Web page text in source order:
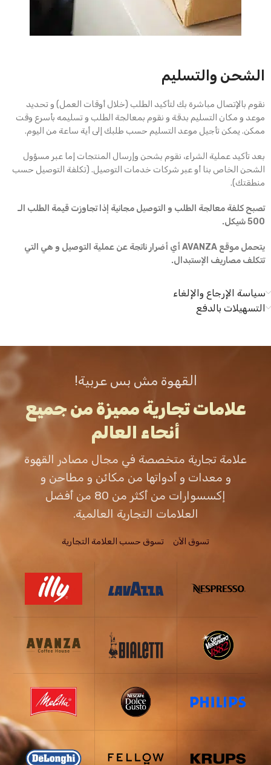
الشحن والتسليم
نقوم بالإتصال مباشرة بك لتأكيد الطلب (خلال أوقات العمل) و تحديد
موعد و مكان التسليم بدقة و نقوم بمعالجة الطلب و تسليمه بأسرع وقت
ممكن. يمكن تأجيل موعد التسليم حسب طلبك إلى أية ساعة من اليوم.
بعد تأكيد عملية الشراء، نقوم بشحن وإرسال المنتجات إما عبر مسؤول
الشحن الخاص بنا أو عبر شركات خدمات التوصيل. (تكلفة التوصيل حسب
منطقتك).
تصبح كلفة معالجة الطلب و التوصيل مجانية إذا تجاوزت قيمة الطلب الـ
500 شيكل.
يتحمل موقع AVANZA أي أضرار ناتجة عن عملية التوصيل و هي التي
تتكلف مصاريف الإستبدال.
سياسة الإرجاع والإلغاء
التسهيلات بالدفع
القهوة مش بس عربية!
علامات تجارية مميزة من جميع
أنحاء العالم
علامة تجارية متخصصة في مجال مصادر القهوة
و معدات و أدواتها من مكائن و مطاحن و
إكسسوارات من أكثر من 80 من أفضل
العلامات التجارية العالمية.
تسوق الاَن تسوق حسب العلامة التجارية